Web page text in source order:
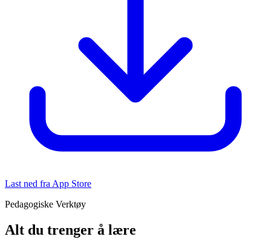
Last ned fra App Store
Pedagogiske Verktøy
Alt du trenger å lære